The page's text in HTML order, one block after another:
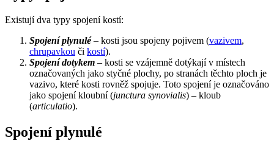
Existují dva typy spojení kostí:
Spojení plynulé– kosti jsou spojeny pojivem (vazivem,
chrupavkou či kostí).
Spojení dotykem – kosti se vzájemně dotýkají v místech
označovaných jako styčné plochy, po stranách těchto ploch je
vazivo, které kosti rovněž spojuje. Toto spojení je označováno
jako spojení kloubní (junctura synovialis) – kloub
(articulatio).
Spojení plynulé